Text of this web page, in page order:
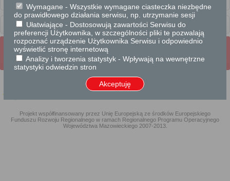
geodezyjnych, grawimetrycznych i magnetycznych
dla obywateli
Wrota Mazowsza
Strona mobilna
Pełna wersja strony
Projekt współfinansowany przez Unię Europejską ze środków Europejskiego
Funduszu Rozwoju Regionalnego w ramach Regionalnego Programu Operacyjnego
Województwa Mazowieckiego 2007-2013.
Wymagane - Wszystkie wymagane ciasteczka niezbędne
do prawidłowego działania serwisu, np. utrzymanie sesji
Ułatwiające - Dostosowują zawartości Serwisu do
preferencji Użytkownika, w szczególności pliki te pozwalają
rozpoznać urządzenie Użytkownika Serwisu i odpowiednio
wyświetlić stronę internetową
Analizy i tworzenia statystyk - Wpływają na wewnętrzne
statystyki odwiedzin stron
Akceptuję